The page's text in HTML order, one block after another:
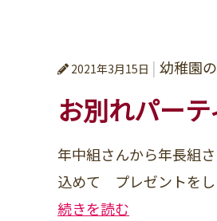
2021年3月15日 幼稚園
お別れパー
年中組さんから年長組
込めて プレゼントを
続きを読む